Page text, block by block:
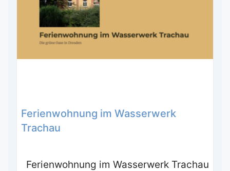
Ferienwohnung im Wasserwerk
Trachau
Ferienwohnung im Wasserwerk Trachau